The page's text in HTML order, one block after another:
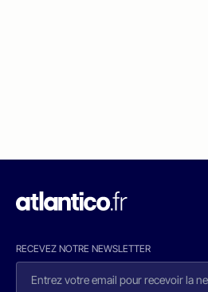
RECEVEZ NOTRE NEWSLETTER